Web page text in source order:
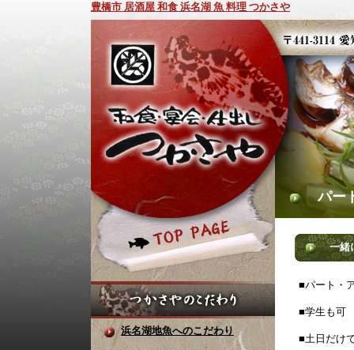
豊橋市 居酒屋 和食 浜名湖 魚 料理 つかさや
浜名湖地魚へのこだわり
パート
一緒に働
■パート・
■学生も可
■土日だけ